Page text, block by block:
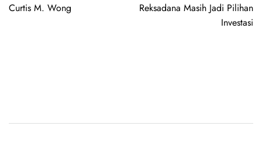
Curtis M. Wong
Reksadana Masih Jadi Pilihan
Investasi